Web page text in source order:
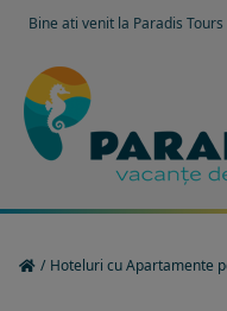
Bine ati venit la Paradis Tours
/ Hoteluri cu Apartamente